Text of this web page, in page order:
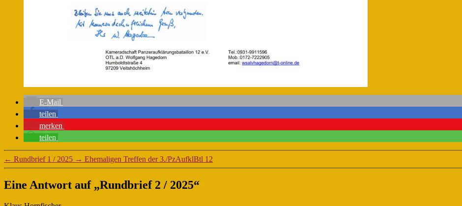
E-Mail
teilen
merken
teilen
← Rundbrief 1 / 2025 → Ehemaligen Treffen der 3./PzAufklBtl 12
Eine Antwort auf „Rundbrief 2 / 2025“